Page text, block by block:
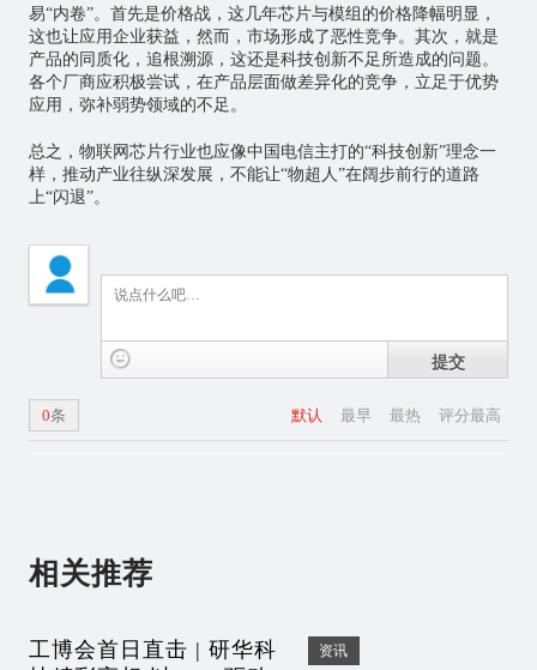
易“内卷”。首先是价格战，这几年芯片与模组的价格降幅明显，
这也让应用企业获益，然而，市场形成了恶性竞争。其次，就是
产品的同质化，追根溯源，这还是科技创新不足所造成的问题。
各个厂商应积极尝试，在产品层面做差异化的竞争，立足于优势
应用，弥补弱势领域的不足。
总之，物联网芯片行业也应像中国电信主打的“科技创新”理念一
样，推动产业往纵深发展，不能让“物超人”在阔步前行的道路
上“闪退”。
提交
默认 最早 最热 评分最高
0条
相关推荐
工博会首日直击 | 研华科
资讯